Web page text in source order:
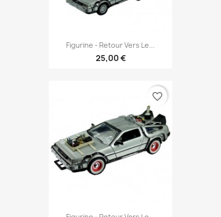
Figurine - Retour Vers Le...
25,00 €
favorite_border